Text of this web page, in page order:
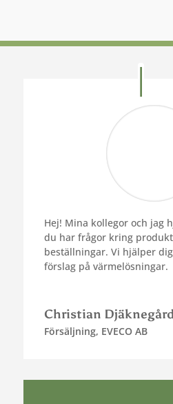
Hej! Mina kollegor och jag
du har frågor kring
beställningar. Vi hjälper
förslag på värmelösningar.
Christian
Försäljning, EVECO AB